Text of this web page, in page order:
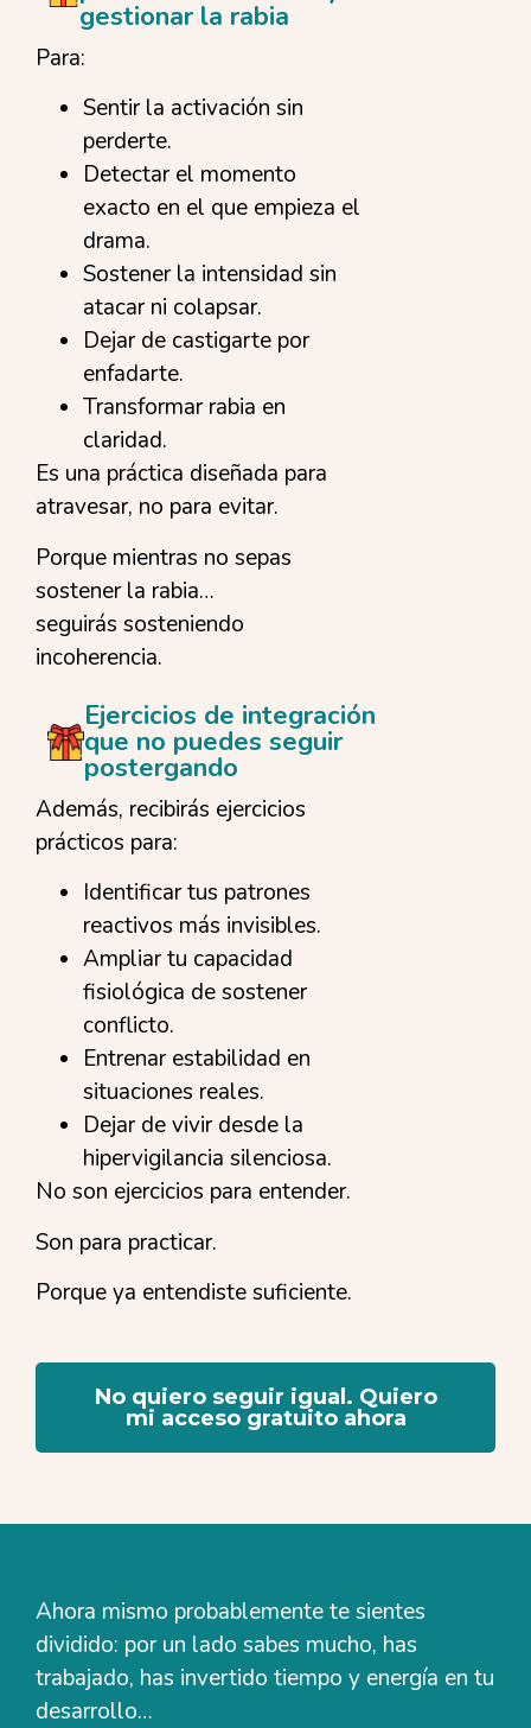
gestionar la rabia
Para:
Sentir la activación sin
perderte.
Detectar el momento
exacto en el que empieza el
drama.
Sostener la intensidad sin
atacar ni colapsar.
Dejar de castigarte por
enfadarte.
Transformar rabia en
claridad.
Es una práctica diseñada para
atravesar, no para evitar.
Porque mientras no sepas
sostener la rabia…
seguirás sosteniendo
incoherencia.
Ejercicios de integración
que no puedes seguir
postergando
Además, recibirás ejercicios
prácticos para:
Identificar tus patrones
reactivos más invisibles.
Ampliar tu capacidad
fisiológica de sostener
conflicto.
Entrenar estabilidad en
situaciones reales.
Dejar de vivir desde la
hipervigilancia silenciosa.
No son ejercicios para entender.
Son para practicar.
Porque ya entendiste suficiente.
No quiero seguir igual. Quiero
mi acceso gratuito ahora
Ahora mismo probablemente te sientes
dividido: por un lado sabes mucho, has
trabajado, has invertido tiempo y energía en tu
desarrollo…